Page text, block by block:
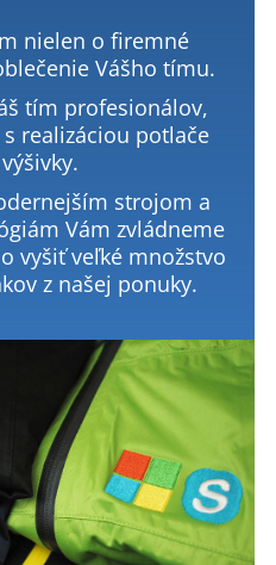
nielen o firemné
Vášho tímu.
tím profesionálov,
realizáciou potlače
strojom a
Vám zvládneme
vyšiť veľké množstvo
z našej ponuky.